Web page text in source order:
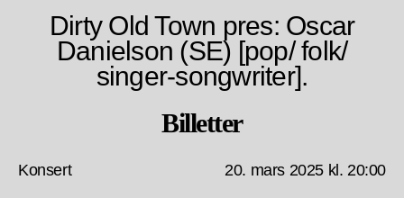
Dirty Old Town pres: Oscar
Danielson (SE) [pop/ folk/
singer-songwriter].
Billetter
Konsert 20. mars 2025 kl. 20:00